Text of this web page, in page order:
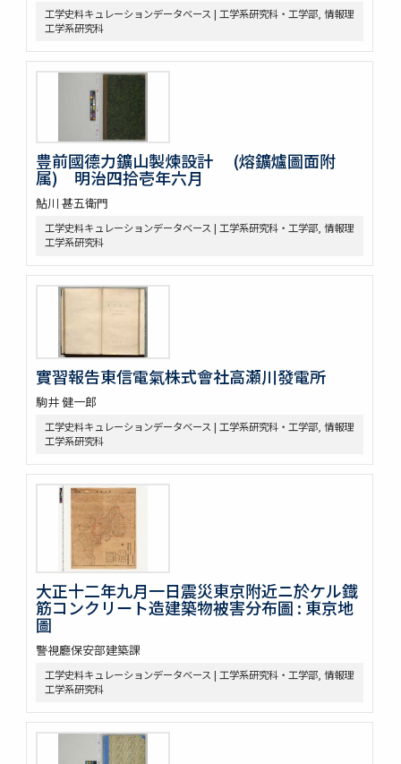
工学史料キュレーションデータベース | 工学系研究科・工学部, 情報理
工学系研究科
豊前國德力鑛山製煉設計 (熔鑛爐圖面附
属) 明治四拾壱年六月
鮎川 甚五衛門
工学史料キュレーションデータベース | 工学系研究科・工学部, 情報理
工学系研究科
實習報告東信電氣株式會社高瀬川發電所
駒井 健一郎
工学史料キュレーションデータベース | 工学系研究科・工学部, 情報理
工学系研究科
大正十二年九月一日震災東京附近ニ於ケル鐡
筋コンクリート造建築物被害分布圖 : 東京地
圖
警視廳保安部建築課
工学史料キュレーションデータベース | 工学系研究科・工学部, 情報理
工学系研究科